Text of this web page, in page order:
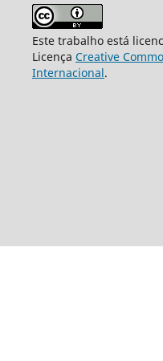
Este trabalho está
Licença Creative
Internacional.